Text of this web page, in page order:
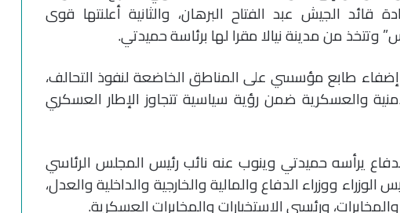
قائد الجيش عبد الفتاح البرهان، والثانية أعلنتها قوى
من مدينة نيالا مقرا لها برئاسة حميدتي.
طابع مؤسسي على المناطق الخاضعة لنفوذ التحالف،
والعسكرية ضمن رؤية سياسية تتجاوز الإطار العسكري
يرأسه حميدتي وينوب عنه نائب رئيس المجلس الرئاسي
ووزراء الدفاع والمالية والخارجية والداخلية والعدل،
ورئيسي الاستخبارات والمخابرات العسكرية.